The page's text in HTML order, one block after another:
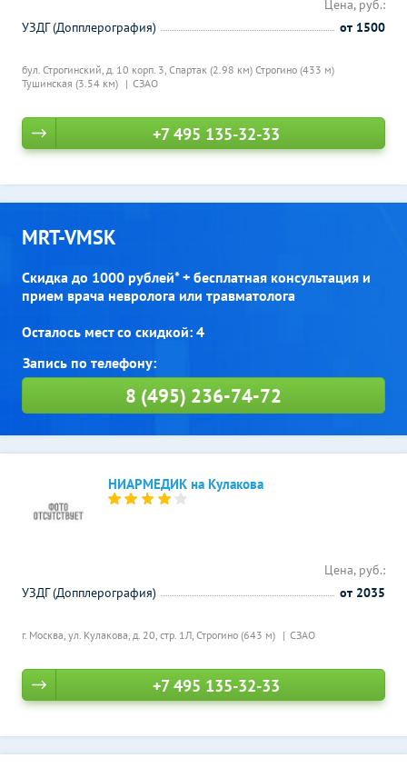
бул. Строгинский, д. 10 корп. 3, Спартак (2.98 км) Строгино (433 м)
Тушинская (3.54 км)
СЗАО
Цена, руб.:
УЗДГ (Допплерография)
от 1500
+7 495 135-32-33
MRT-VMSK
Скидка до 1000 рублей* + бесплатная консультация и
прием врача невролога или травматолога
Осталось мест со скидкой: 4
8 (495) 236-74-72
НИАРМЕДИК на Кулакова
г. Москва, ул. Кулакова, д. 20, стр. 1Л, Строгино (643 м) СЗАО
Цена, руб.:
УЗДГ (Допплерография)
от 2035
+7 495 135-32-33